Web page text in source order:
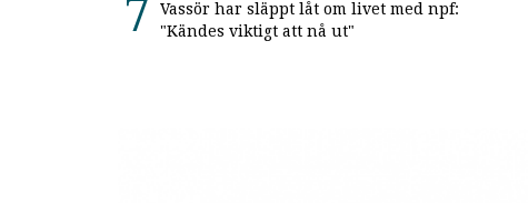
Vassör har släppt låt om livet med npf:
"Kändes viktigt att nå ut"